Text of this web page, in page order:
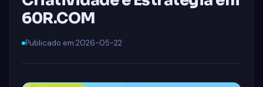
CONTATE-NOS
60R.COM
Publicado em:2026-05-22